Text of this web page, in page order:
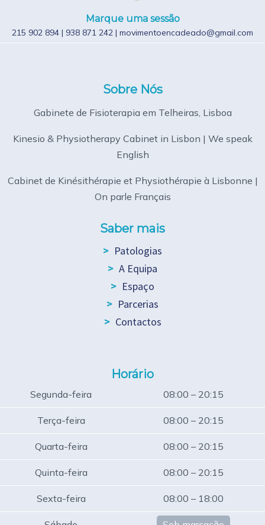
Marque uma sessão
215 902 894 | 938 871 242 | movimentoencadeado@gmail.com
Sobre Nós
Gabinete de Fisioterapia em Telheiras, Lisboa
Kinesio & Physiotherapy Cabinet in Lisbon | We speak
English
Cabinet de Kinésithérapie et Physiothérapie à Lisbonne |
On parle Français
Saber mais
Patologias
A Equipa
Espaço
Parcerias
Contactos
Horário
Segunda-feira 08:00 – 20:15
Terça-feira 08:00 – 20:15
Quarta-feira 08:00 – 20:15
Quinta-feira 08:00 – 20:15
Sexta-feira 08:00 – 18:00